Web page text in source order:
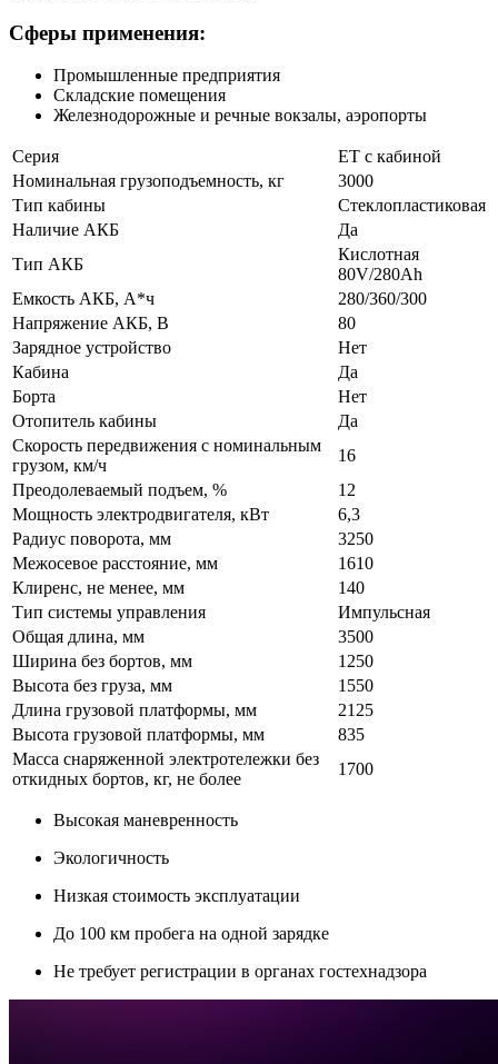
Сферы применения:
Промышленные предприятия
Складские помещения
Железнодорожные и речные вокзалы, аэропорты
Серия
ЕТ с кабиной
Номинальная грузоподъемность, кг
3000
Тип кабины
Стеклопластиковая
Наличие АКБ
Да
Тип АКБ
Кислотная
80V/280Ah
Емкость АКБ, А*ч
280/360/300
Напряжение АКБ, В
80
Зарядное устройство
Нет
Кабина
Да
Борта
Нет
Отопитель кабины
Да
Скорость передвижения с номинальным
грузом, км/ч
16
Преодолеваемый подъем, %
12
Мощность электродвигателя, кВт
6,3
Радиус поворота, мм
3250
Межосевое расстояние, мм
1610
Клиренс, не менее, мм
140
Тип системы управления
Импульсная
Общая длина, мм
3500
Ширина без бортов, мм
1250
Высота без груза, мм
1550
Длина грузовой платформы, мм
2125
Высота грузовой платформы, мм
835
Масса снаряженной электротележки без
откидных бортов, кг, не более
1700
Высокая маневренность
Экологичность
Низкая стоимость эксплуатации
До 100 км пробега на одной зарядке
Не требует регистрации в органах гостехнадзора